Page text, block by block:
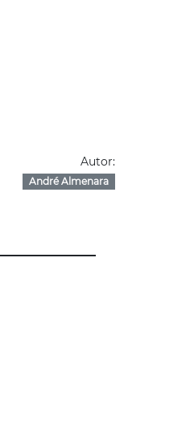
Autor:
André Almenara